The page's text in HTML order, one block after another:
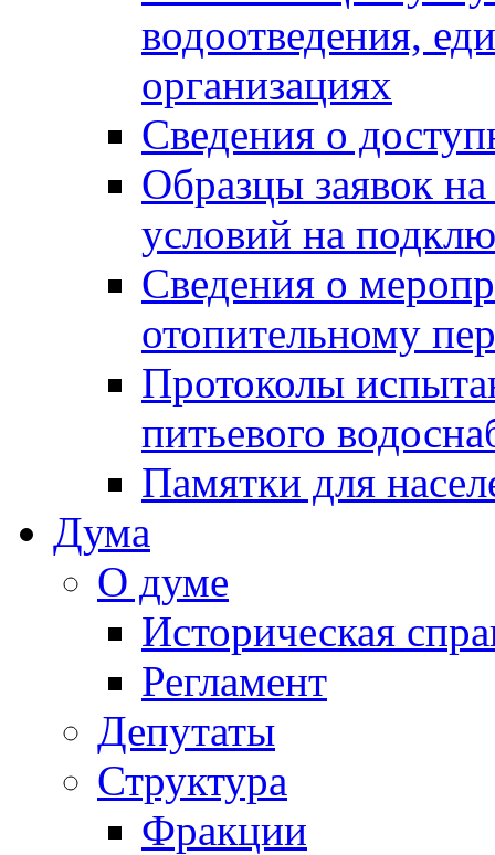
водоотведения,
организациях
Сведения о
Образцы заявок
условий на
Сведения о
отопительному
Протоколы
питьевого
Памятки для
Дума
О думе
Историческая
Регламент
Депутаты
Структура
Фракции